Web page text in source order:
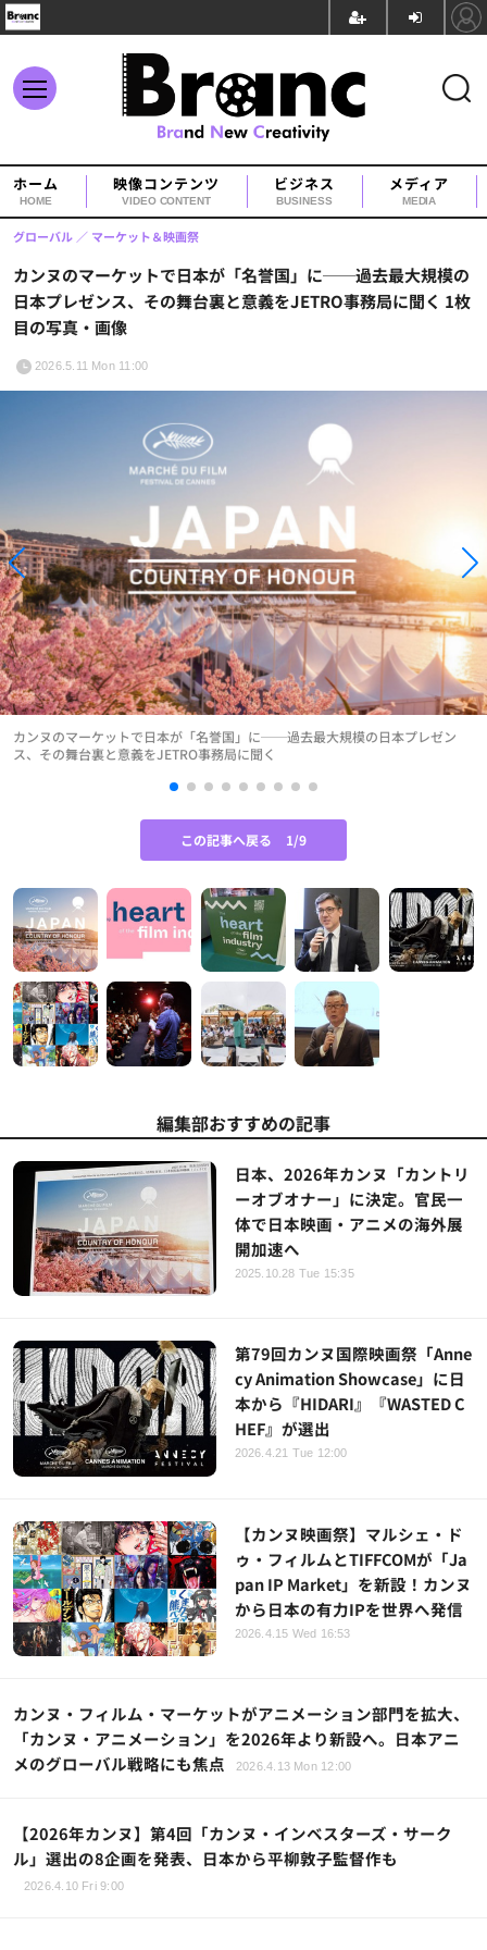
ホーム
HOME
映像コンテンツ
VIDEO CONTENT
ビジネス
BUSINESS
メディア
MEDIA
カンヌのマーケットで日本が「名誉国」に──過去最大規模の
日本プレゼンス、その舞台裏と意義をJETRO事務局に聞く 1枚
目の写真・画像
グローバル マーケット＆映画祭
2026.5.11 Mon 11:00
カンヌのマーケットで日本が「名誉国」に──過去最大規模の日本プレゼン
ス、その舞台裏と意義をJETRO事務局に聞く
この記事へ戻る 1/9
編集部おすすめの記事
日本、2026年カンヌ「カントリ
ーオブオナー」に決定。官民一
体で日本映画・アニメの海外展
開加速へ
2025.10.28 Tue 15:35
第79回カンヌ国際映画祭「Anne
cy Animation Showcase」に日
本から『HIDARI』『WASTED C
HEF』が選出
2026.4.21 Tue 12:00
【カンヌ映画祭】マルシェ・ド
ゥ・フィルムとTIFFCOMが「Ja
pan IP Market」を新設！カンヌ
から日本の有力IPを世界へ発信
2026.4.15 Wed 16:53
カンヌ・フィルム・マーケットがアニメーション部門を拡大、
「カンヌ・アニメーション」を2026年より新設へ。日本アニ
メのグローバル戦略にも焦点
2026.4.13 Mon 12:00
【2026年カンヌ】第4回「カンヌ・インベスターズ・サーク
ル」選出の8企画を発表、日本から平柳敦子監督作も
2026.4.10 Fri 9:00